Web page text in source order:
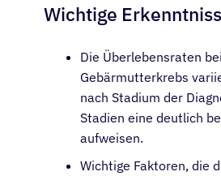
Wichtige
Die Überlebensraten bei
Gebärmutterkrebs
nach Stadium der
Stadien eine deutlich
aufweisen.
Wichtige Faktoren, die